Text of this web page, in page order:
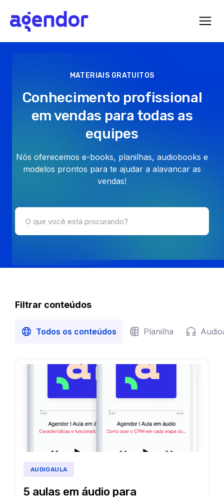
MATERIAIS GRATUITOS
Conhecimento profissional
em vendas para todas as
equipes
Nós oferecemos e-books, planilhas, audiobooks e
modelos prontos para te ajudar a alavancar as
vendas!
Filtrar conteúdos
Todos os conteúdos Planilha
AUDIOAULA
5 aulas em áudio para